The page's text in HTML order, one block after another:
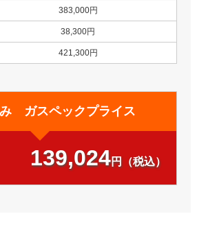
383,000円
38,300円
421,300円
ガスペックプライス
139,024円（税込）